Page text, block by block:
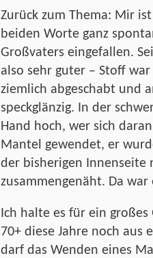
Zurück zum Thema: Mir
beiden Worte ganz
Großvaters eingefallen.
also sehr guter – Stoff
ziemlich abgeschabt und
speckglänzig. In der
Hand hoch, wer sich
Mantel gewendet, er
der bisherigen Innenseite
zusammengenäht. Da
Ich halte es für ein
70+ diese Jahre noch aus
darf das Wenden eines